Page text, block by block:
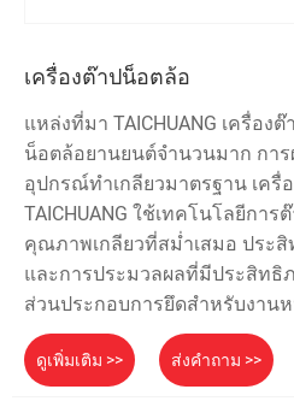
เครื่องต๊าปน็อตล้อ
แหล่งที่มา TAICHUANG เครื่อ
น็อตล้อยานยนต์จำนวนมาก กา
อุปกรณ์ทำเกลียวมาตรฐาน เครื่
TAICHUANG ใช้เทคโนโลยีกา
คุณภาพเกลียวที่สม่ำเสมอ ประ
และการประมวลผลที่มีประสิทธิ
ส่วนประกอบการยึดสำหรับงาน
ดูเพิ่มเติม >> ส่งคำถาม >>